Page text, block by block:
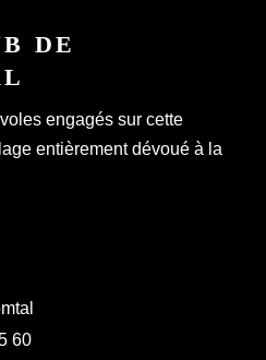
DE
engagés sur cette
entièrement dévoué à la
60